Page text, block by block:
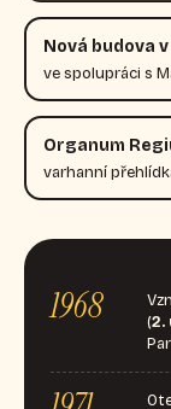
Nová budova
ve spolupráci s
Organum
varhanní
1968
(2.